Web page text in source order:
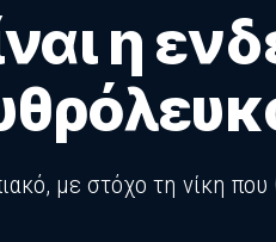
η
με στόχο τη νίκη